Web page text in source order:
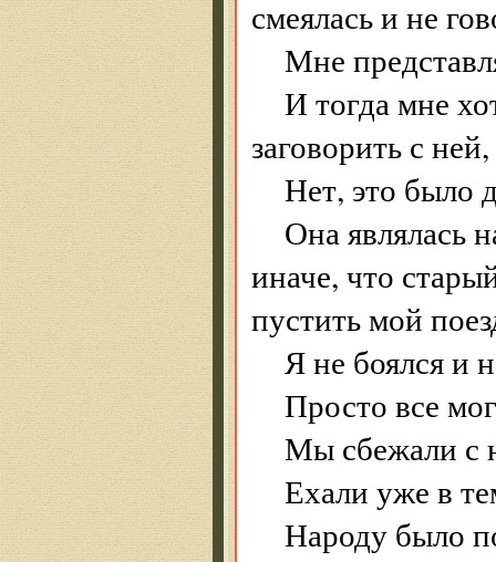
смеялась и не
Мне
И тогда мне
заговорить с
Нет, это было
Она являлась
иначе, что
пустить мой
Я не боялся и
Просто все
Мы сбежали с
Ехали уже в
Народу было